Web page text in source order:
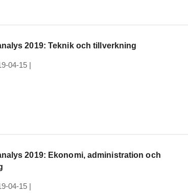
2019: Teknik och tillverkning
04-15 |
2019: Ekonomi, administration och
04-15 |